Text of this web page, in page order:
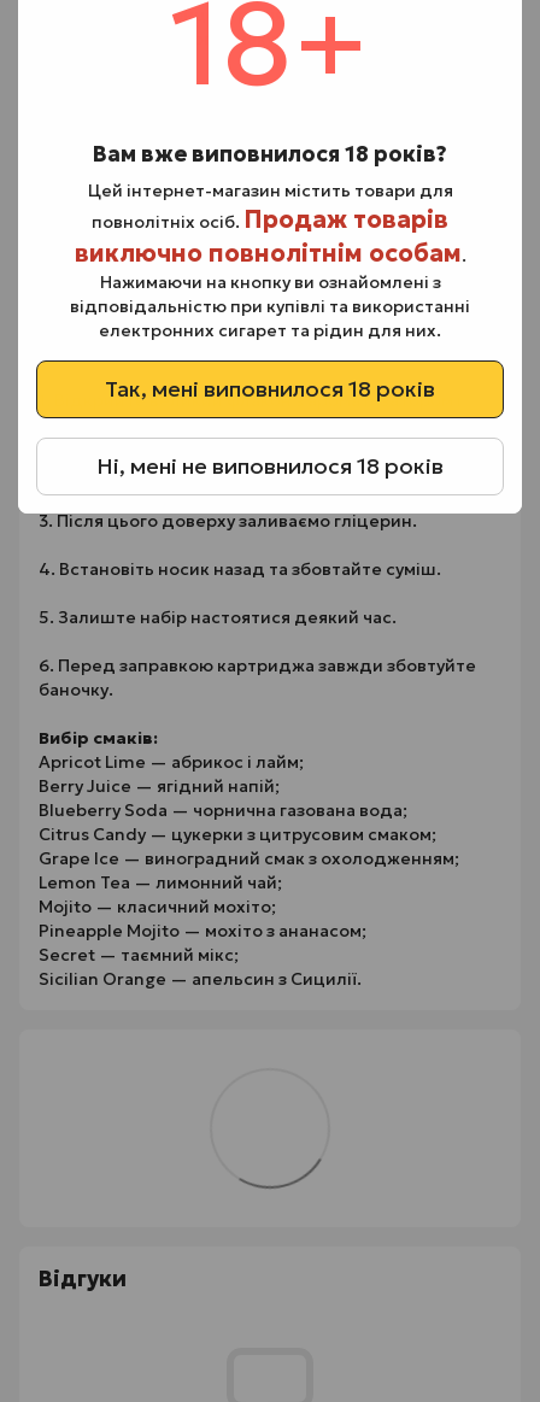
18+
Вам вже виповнилося 18 років?
Цей інтернет-магазин містить товари для
повнолітніх осіб. Продаж товарів
виключно повнолітнім особам.
Нажимаючи на кнопку ви ознайомлені з
відповідальністю при купівлі та використанні
електронних сигарет та рідин для них.
Так, мені виповнилося 18 років
Ні, мені не виповнилося 18 років
збалансована концентрація ароматизаторів для
яскравого та чистого смаку;
ідеальний варіант для под-систем та класичних
Серед популярних смаків серії: Berry Juice, Blueberry
Soda, Citrus Candy, Lemon Tea, Secret, Sicilian
Orange.
Octobar Prime – чудовий вибір для тих, хто хоче
отримати максимальне задоволення від вейпінгу
без зайвої хімозності.
1. Відкрийте великий флакон з ароматизатором і
зніміть носик.
2. Додайте в нього нікобустер за бажанням.
3. Після цього доверху заливаємо гліцерин.
4. Встановіть носик назад та збовтайте суміш.
5. Залиште набір настоятися деякий час.
6. Перед заправкою картриджа завжди збовтуйте
баночку.
Вибір смаків:
Apricot Lime — абрикос і лайм;
Berry Juice — ягідний напій;
Blueberry Soda — чорнична газована вода;
Citrus Candy — цукерки з цитрусовим смаком;
Grape Ice — виноградний смак з охолодженням;
Lemon Tea — лимонний чай;
Mojito — класичний мохіто;
Pineapple Mojito — мохіто з ананасом;
Secret — таємний мікс;
Sicilian Orange — апельсин з Сицилії.
Відгуки